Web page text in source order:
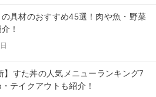
具材のおすすめ45選！肉や魚・野菜
！
】すた丼の人気メニューランキング7
テイクアウトも紹介！